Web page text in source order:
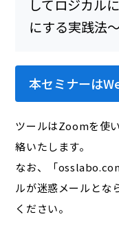
本セミナーは
ツールはZoomを使
絡いたします。
なお、「
ルが迷惑メールとな
ください。